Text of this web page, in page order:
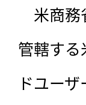
米商務
管轄する
ドユー